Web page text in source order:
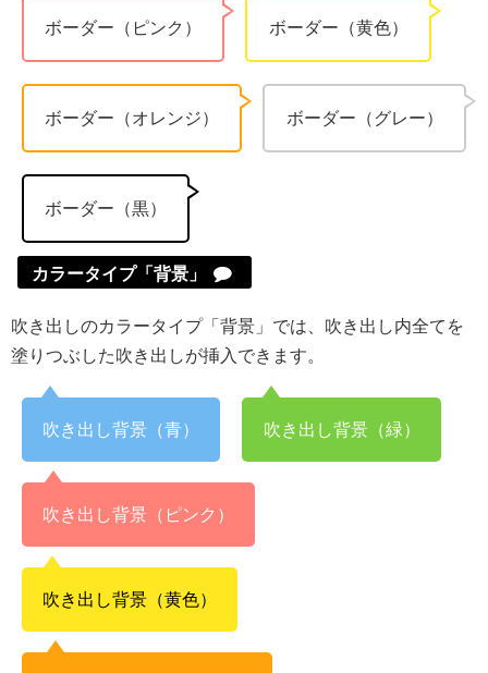
ボーダー（ピンク） ボーダー（黄色）
ボーダー（オレンジ） ボーダー（グレー）
ボーダー（黒）
カラータイプ「背景」
吹き出しのカラータイプ「背景」では、吹き出し内全てを
塗りつぶした吹き出しが挿入できます。
吹き出し背景（青） 吹き出し背景（緑）
吹き出し背景（ピンク）
吹き出し背景（黄色）